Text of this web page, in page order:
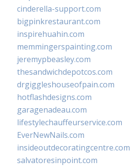
cinderella-support.com
bigpinkrestaurant.com
inspirehuahin.com
memmingerspainting.com
jeremypbeasley.com
thesandwichdepotcos.com
drgiggleshouseofpain.com
hotflashdesigns.com
garagenadeau.com
lifestylechauffeurservice.com
EverNewNails.com
insideoutdecoratingcentre.com
salvatoresinpoint.com